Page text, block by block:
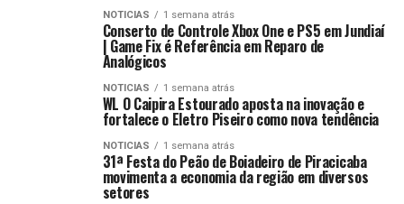
NOTICIAS 1 semana atrás
Conserto de Controle Xbox One e PS5 em Jundiaí
| Game Fix é Referência em Reparo de
Analógicos
NOTICIAS 1 semana atrás
WL O Caipira Estourado aposta na inovação e
fortalece o Eletro Piseiro como nova tendência
NOTICIAS 1 semana atrás
31ª Festa do Peão de Boiadeiro de Piracicaba
movimenta a economia da região em diversos
setores